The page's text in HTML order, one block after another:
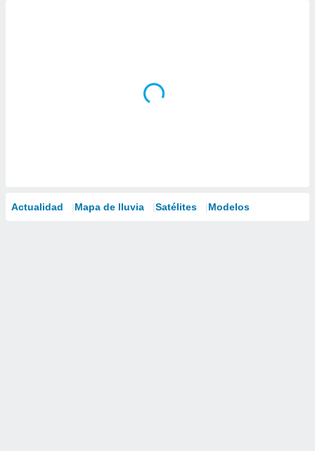
Actualidad Mapa de lluvia Satélites Modelos